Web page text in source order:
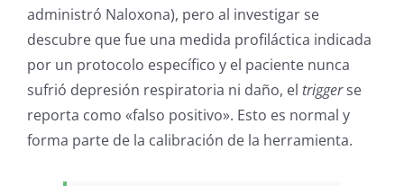
administró Naloxona), pero al investigar se
descubre que fue una medida profiláctica indicada
por un protocolo específico y el paciente nunca
sufrió depresión respiratoria ni daño, el triggerse
reporta como «falso positivo». Esto es normal y
forma parte de la calibración de la herramienta.